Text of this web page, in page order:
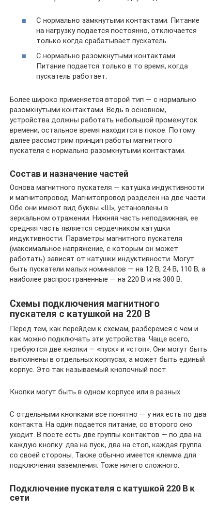
С нормально замкнутыми контактами. Питание
на нагрузку подается постоянно, отключается
только когда срабатывает пускатель.
С нормально разомкнутыми контактами.
Питание подается только в то время, когда
пускатель работает.
Более широко применяется второй тип — с нормально
разомкнутыми контактами. Ведь в основном,
устройства должны работать небольшой промежуток
времени, остальное время находится в покое. Потому
далее рассмотрим принцип работы магнитного
пускателя с нормально разомкнутыми контактами.
Состав и назначение частей
Основа магнитного пускателя — катушка индуктивности
и магнитопровод. Магнитопровод разделен на две части.
Обе они имеют вид буквы «Ш», установлены в
зеркальном отражении. Нижняя часть неподвижная, ее
средняя часть является сердечником катушки
индуктивности. Параметры магнитного пускателя
(максимальное напряжение, с которым он может
работать) зависят от катушки индуктивности. Могут
быть пускатели малых номиналов — на 12 В, 24 В, 110 В, а
наиболее распространенные — на 220 В и на 380 В.
Схемы подключения магнитного
пускателя с катушкой на 220 В
Перед тем, как перейдем к схемам, разберемся с чем и
как можно подключать эти устройства. Чаще всего,
требуются две кнопки — «пуск» и «стоп». Они могут быть
выполнены в отдельных корпусах, а может быть единый
корпус. Это так называемый кнопочный пост.
Кнопки могут быть в одном корпусе или в разных
С отдельными кнопками все понятно — у них есть по два
контакта. На один подается питание, со второго оно
уходит. В посте есть две группы контактов — по два на
каждую кнопку: два на пуск, два на стоп, каждая группа
со своей стороны. Также обычно имеется клемма для
подключения заземления. Тоже ничего сложного.
Подключение пускателя с катушкой 220 В к
сети